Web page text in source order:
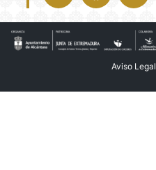
Aviso Legal